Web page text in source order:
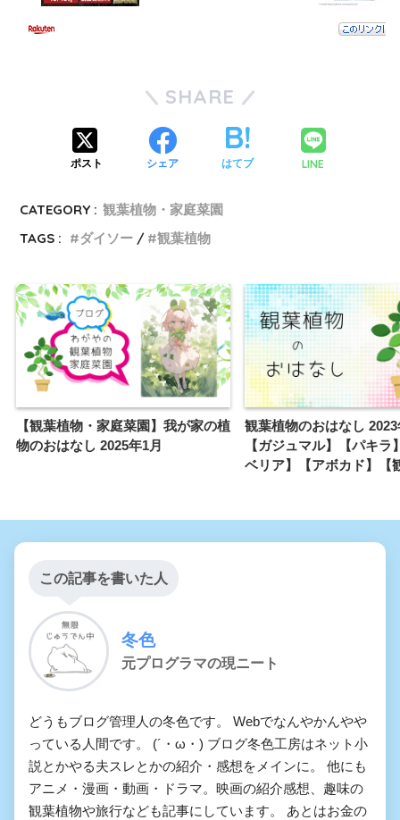
SHARE
ポスト シェア はてブ LINE
CATEGORY : 観葉植物・家庭菜園
TAGS :
ダイソー 観葉植物
【観葉植物・家庭菜園】我が家の植
物のおはなし 2025年1月
観葉植物のおはなし
【ガジュマル】【パキラ
ベリア】【アボカド】【
この記事を書いた人
冬色
元プログラマの現ニート
どうもブログ管理人の冬色です。 Webでなんやかんやや
っている人間です。 (´・ω・) ブログ冬色工房はネット小
説とかやる夫スレとかの紹介・感想をメインに。 他にも
アニメ・漫画・動画・ドラマ。映画の紹介感想、趣味の
観葉植物や旅行なども記事にしています。 あとはお金の